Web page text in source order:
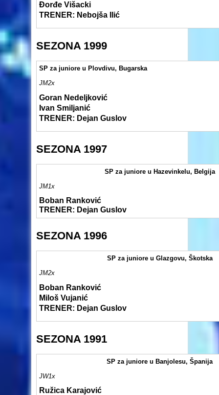
Đorđe Višacki
TRENER: Nebojša Ilić
SEZONA 1999
SP za juniore u Plovdivu, Bugarska
JM2x
Goran Nedeljković
Ivan Smiljanić
TRENER: Dejan Guslov
SEZONA 1997
SP za juniore u Hazevinkelu, Belgija
JM1x
Boban Ranković
TRENER: Dejan Guslov
SEZONA 1996
SP za juniore u Glazgovu, Škotska
JM2x
Boban Ranković
Miloš Vujanić
TRENER: Dejan Guslov
SEZONA 1991
SP za juniore u Banjolesu, Španija
JW1x
Ružica Karajović